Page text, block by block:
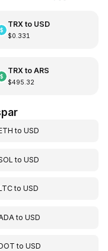
TRXto USD
$0.331
TRXto ARS
$495.32
toUSD
toUSD
toUSD
toUSD
toUSD